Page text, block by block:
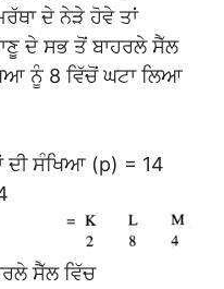
ਦੇ ਨੇੜੇ ਹੋਵੇ ਤਾਂ
ਦੇ ਸਭ ਤੋਂ ਬਾਹਰਲੇ ਸੈੱਲ
ਨੂੰ 8 ਵਿੱਚੋਂ ਘਟਾ ਲਿਆ
ਦੀ ਸੰਖਿਆ (p) = 14
ਸੈੱਲ ਵਿੱਚ